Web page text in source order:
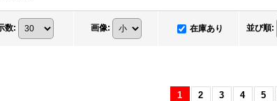
数: 画像: 在庫あり 並び順:
1 2 3 4 5